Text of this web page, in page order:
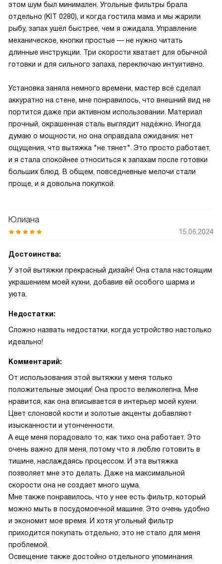
этом шум был минимален. Угольные фильтры брала
отдельно (KIT 0280), и когда гостила мама и мы жарили
рыбу, запах ушёл быстрее, чем я ожидала. Управление
механическое, кнопки простые — не нужно читать
длинные инструкции. Три скорости хватает для обычной
готовки и для сильного запаха, переключаю интуитивно.
Установка заняла немного времени, мастер всё сделал
аккуратно на стене, мне понравилось, что внешний вид не
портится даже при активном использовании. Материал
прочный, окрашенная сталь выглядит надёжно. Иногда
думаю о мощности, но она оправдала ожидания: нет
ощущения, что вытяжка "не тянет". Это просто работает,
и я стала спокойнее относиться к запахам после готовки
больших блюд. В общем, повседневные мелочи стали
проще, и я довольна покупкой.
Юлиана
15.06.2024
Достоинства:
У этой вытяжки прекрасный дизайн! Она стала настоящим
украшением моей кухни, добавив ей особого шарма и
уюта.
Недостатки:
Сложно назвать недостатки, когда устройство настолько
идеально!
Комментарий:
От использования этой вытяжки у меня только
положительные эмоции! Она просто великолепна. Мне
нравится, как она вписывается в интерьер моей кухни.
Цвет слоновой кости и золотые акценты добавляют
изысканности и утонченности.
А еще меня порадовало то, как тихо она работает. Это
очень важно для меня, потому что я люблю готовить в
тишине, наслаждаясь процессом. И эта вытяжка
позволяет мне это делать. Даже на максимальной
скорости она не создает много шума.
Мне также понравилось, что у нее есть фильтр, который
можно мыть в посудомоечной машине. Это очень удобно
и экономит мое время. И хотя угольный фильтр
приходится покупать отдельно, это не стало для меня
проблемой.
Освещение также достойно отдельного упоминания.